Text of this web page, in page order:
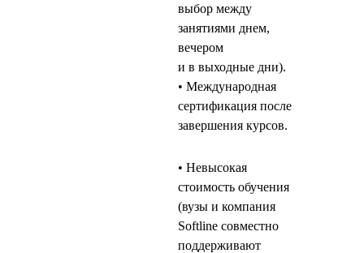
выбор между
занятиями днем,
вечером
и в выходные дни).
• Международная
сертификация после
завершения курсов.
• Невысокая
стоимость обучения
(вузы и компания
Softline совместно
поддерживают